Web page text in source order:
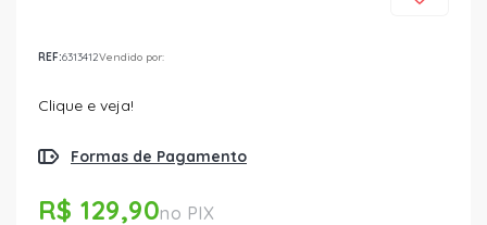
REF:6313412Vendido por:
Clique e veja!
Formas de Pagamento
R$ 129,90